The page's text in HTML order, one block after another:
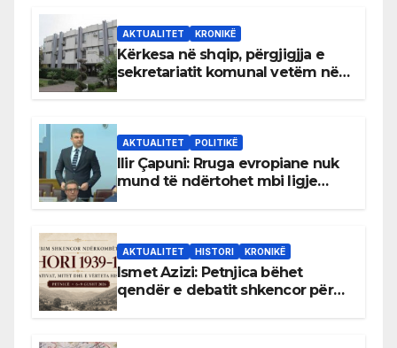
AKTUALITET KRONIKË
Kërkesa në shqip, përgjigjja e
sekretariatit komunal vetëm në
AKTUALITET POLITIKË
Ilir Çapuni: Rruga evropiane nuk
mund të ndërtohet mbi ligje
AKTUALITET HISTORI KRONIKË
Ismet Azizi: Petnjica bëhet
qendër e debatit shkencor për